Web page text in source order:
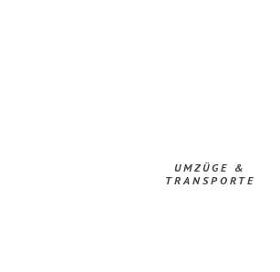
UMZÜGE &
TRANSPORTE